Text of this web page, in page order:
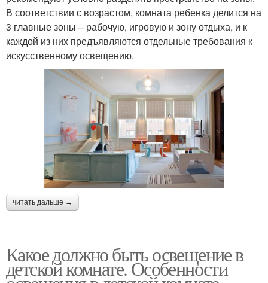
В соответствии с возрастом, комната ребенка делится на
3 главные зоны – рабочую, игровую и зону отдыха, и к
каждой из них предъявляются отдельные требования к
искусственному освещению.
читать дальше →
Какое должно быть освещение в
детской комнате. Особенности